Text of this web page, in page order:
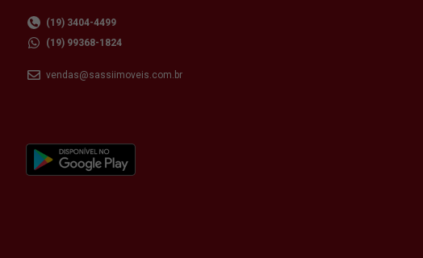
(19) 3404-4499
(19) 99368-1824
vendas@sassiimoveis.com.br